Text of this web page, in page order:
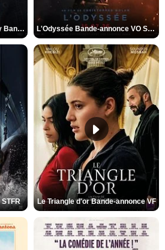
Spider-Man: Brand New Day Bande-annonce VO STFR L'Odyssée Bande-annonce VO STFR
Le Triangle d'or Bande-annonce VF